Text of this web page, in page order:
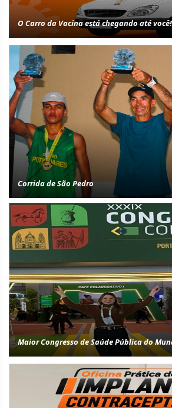
O Carro da Vacina está chegando até você!
Corrida de São Pedro
Maior Congresso de Saúde Pública do